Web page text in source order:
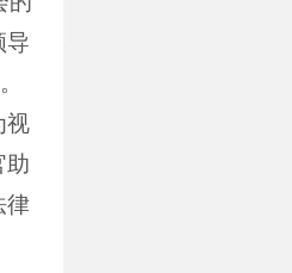
导
视
助
律